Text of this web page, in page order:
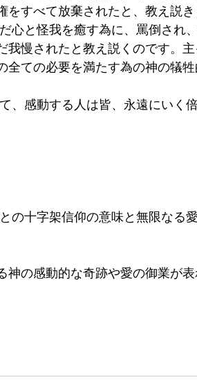
すべて放棄されたと、教え説
心と怪我を癒す為に、罵倒され
我慢されたと教え説くのです。
ての必要を満たす為の神の犠
、感動する人は皆、永遠にいく
の十字架信仰の意味と無限なる
神の感動的な奇跡や愛の御業が